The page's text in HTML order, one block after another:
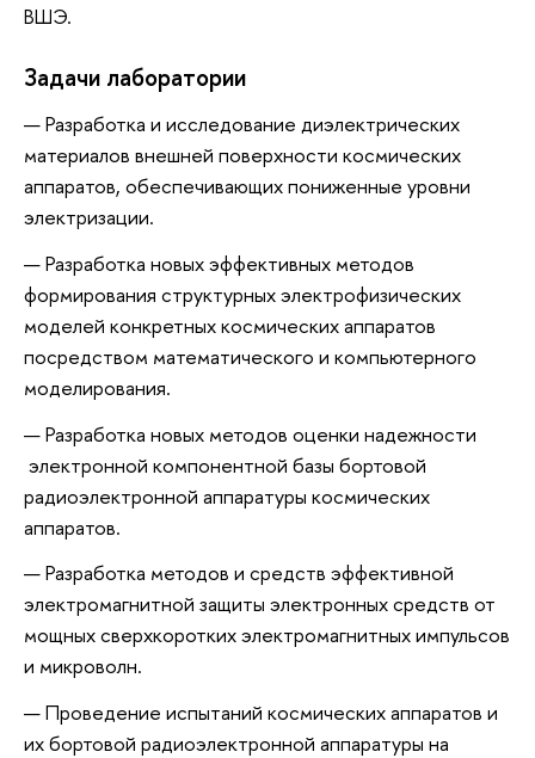
ВШЭ.
Задачи лаборатории
Разработка и исследование диэлектрических
материалов внешней поверхности космических
аппаратов, обеспечивающих пониженные уровни
электризации.
Разработка новых эффективных методов
формирования структурных электрофизических
моделей конкретных космических аппаратов
посредством математического и компьютерного
моделирования.
Разработка новых методов оценки надежности
электронной компонентной базы бортовой
радиоэлектронной аппаратуры космических
аппаратов.
Разработка методов и средств эффективной
электромагнитной защиты электронных средств от
мощных сверхкоротких электромагнитных импульсов
и микроволн.
Проведение испытаний космических аппаратов и
их бортовой радиоэлектронной аппаратуры на